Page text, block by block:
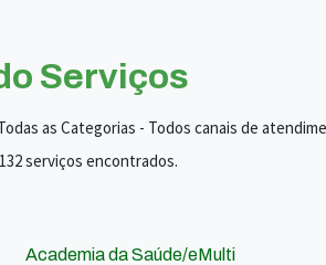
Serviços
as Categorias - Todos canais de
serviços encontrados.
Academia da Saúde/eMulti